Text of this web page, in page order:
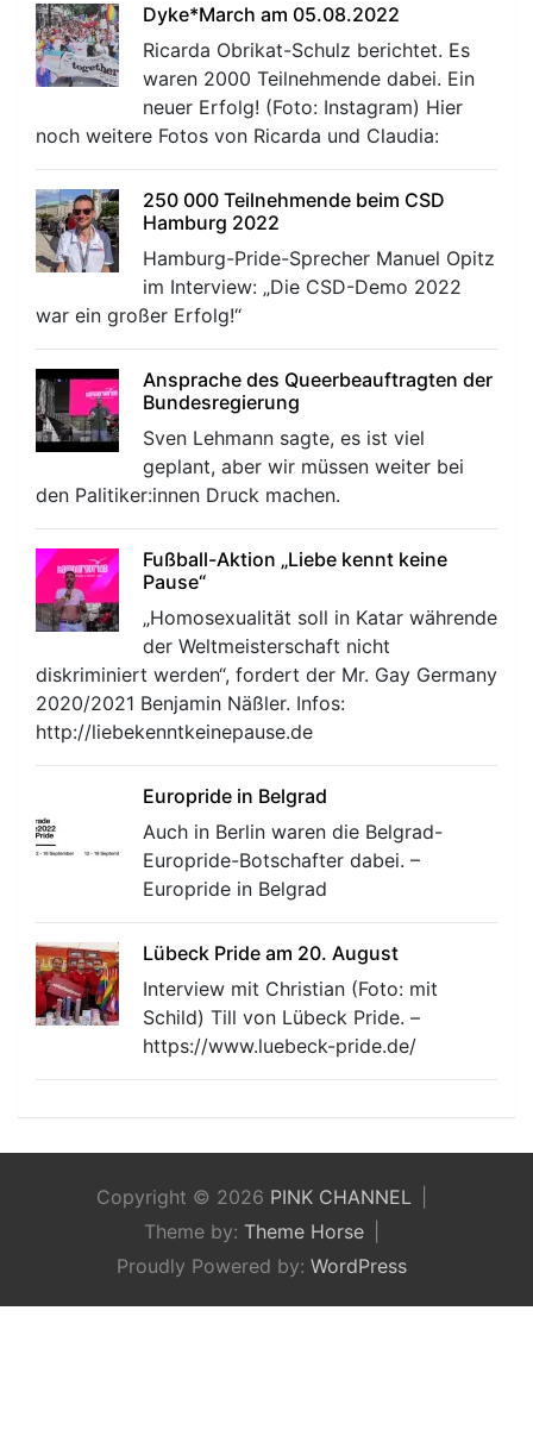
Dyke*March am 05.08.2022
Ricarda Obrikat-Schulz berichtet. Es
waren 2000 Teilnehmende dabei. Ein
neuer Erfolg! (Foto: Instagram) Hier
noch weitere Fotos von Ricarda und Claudia:
250 000 Teilnehmende beim CSD
Hamburg 2022
Hamburg-Pride-Sprecher Manuel Opitz
im Interview: „Die CSD-Demo 2022
war ein großer Erfolg!“
Ansprache des Queerbeauftragten der
Bundesregierung
Sven Lehmann sagte, es ist viel
geplant, aber wir müssen weiter bei
den Palitiker:innen Druck machen.
Fußball-Aktion „Liebe kennt keine
Pause“
„Homosexualität soll in Katar währende
der Weltmeisterschaft nicht
diskriminiert werden“, fordert der Mr. Gay Germany
2020/2021 Benjamin Näßler. Infos:
http://liebekenntkeinepause.de
Europride in Belgrad
Auch in Berlin waren die Belgrad-
Europride-Botschafter dabei. –
Europride in Belgrad
Lübeck Pride am 20. August
Interview mit Christian (Foto: mit
Schild) Till von Lübeck Pride. –
https://www.luebeck-pride.de/
Copyright © 2026 PINK CHANNEL
Theme by: Theme Horse
Proudly Powered by: WordPress